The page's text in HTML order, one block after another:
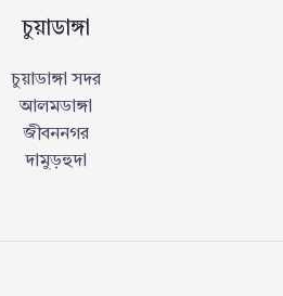
চুয়াডাঙ্গা
চুয়াডাঙ্গা সদর
আলমডাঙ্গা
জীবননগর
দামুড়হুদা